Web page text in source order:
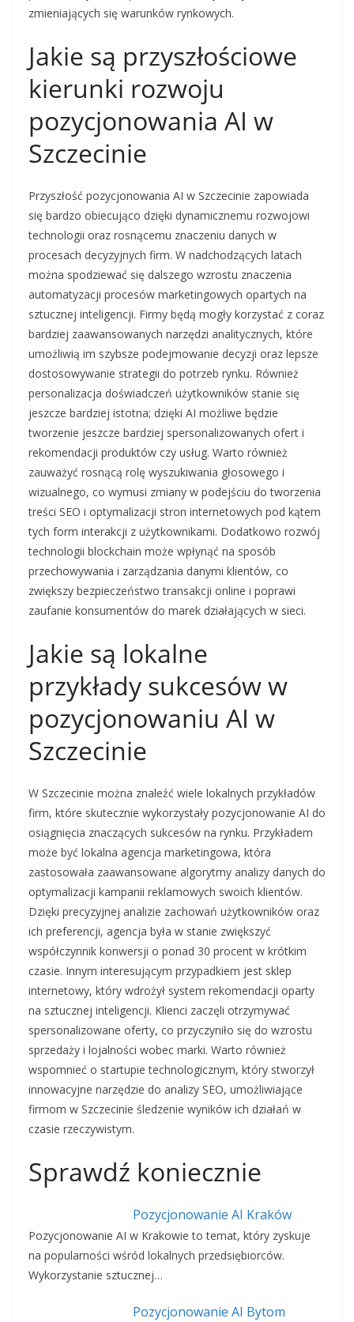
zmieniających się warunków rynkowych.
Jakie są przyszłościowe
kierunki rozwoju
pozycjonowania AI w
Szczecinie
Przyszłość pozycjonowania AI w Szczecinie zapowiada
się bardzo obiecująco dzięki dynamicznemu rozwojowi
technologii oraz rosnącemu znaczeniu danych w
procesach decyzyjnych firm. W nadchodzących latach
można spodziewać się dalszego wzrostu znaczenia
automatyzacji procesów marketingowych opartych na
sztucznej inteligencji. Firmy będą mogły korzystać z coraz
bardziej zaawansowanych narzędzi analitycznych, które
umożliwią im szybsze podejmowanie decyzji oraz lepsze
dostosowywanie strategii do potrzeb rynku. Również
personalizacja doświadczeń użytkowników stanie się
jeszcze bardziej istotna; dzięki AI możliwe będzie
tworzenie jeszcze bardziej spersonalizowanych ofert i
rekomendacji produktów czy usług. Warto również
zauważyć rosnącą rolę wyszukiwania głosowego i
wizualnego, co wymusi zmiany w podejściu do tworzenia
treści SEO i optymalizacji stron internetowych pod kątem
tych form interakcji z użytkownikami. Dodatkowo rozwój
technologii blockchain może wpłynąć na sposób
przechowywania i zarządzania danymi klientów, co
zwiększy bezpieczeństwo transakcji online i poprawi
zaufanie konsumentów do marek działających w sieci.
Jakie są lokalne
przykłady sukcesów w
pozycjonowaniu AI w
Szczecinie
W Szczecinie można znaleźć wiele lokalnych przykładów
firm, które skutecznie wykorzystały pozycjonowanie AI do
osiągnięcia znaczących sukcesów na rynku. Przykładem
może być lokalna agencja marketingowa, która
zastosowała zaawansowane algorytmy analizy danych do
optymalizacji kampanii reklamowych swoich klientów.
Dzięki precyzyjnej analizie zachowań użytkowników oraz
ich preferencji, agencja była w stanie zwiększyć
współczynnik konwersji o ponad 30 procent w krótkim
czasie. Innym interesującym przypadkiem jest sklep
internetowy, który wdrożył system rekomendacji oparty
na sztucznej inteligencji. Klienci zaczęli otrzymywać
spersonalizowane oferty, co przyczyniło się do wzrostu
sprzedaży i lojalności wobec marki. Warto również
wspomnieć o startupie technologicznym, który stworzył
innowacyjne narzędzie do analizy SEO, umożliwiające
firmom w Szczecinie śledzenie wyników ich działań w
czasie rzeczywistym.
Sprawdź koniecznie
Pozycjonowanie AI Kraków
Pozycjonowanie AI w Krakowie to temat, który zyskuje
na popularności wśród lokalnych przedsiębiorców.
Wykorzystanie sztucznej…
Pozycjonowanie AI Bytom